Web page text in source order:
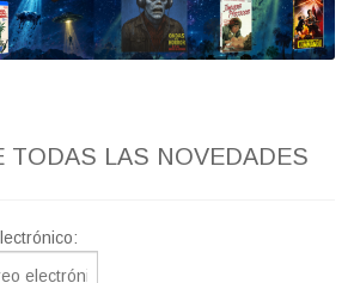
TODAS LAS NOVEDADES